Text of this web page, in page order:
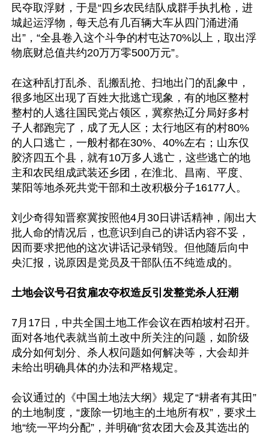
民夺取浮财，于是“四乡农民结队成群手执扎枪，进
城起运浮物，每天总有几百辆大车从四门涌进涌
出”，“全县卷入这个斗争的村屯达70%以上，取出浮
物底财总值共约20万万零500万元”。
在这种乱打乱杀、乱搬乱抢、扫地出门的乱象中，
很多地区出现了百姓大批逃亡现象，有的地区整村
整村的人逃往国民党占领区，冀察热辽分局好多村
子人都跑完了，成了无人区；太行地区有的村80%
的人口逃亡，一般村都在30%、40%左右；山东仅
胶济四五个县，就有10万多人逃亡，这些逃亡的地
主和农民组成武装还乡团，在淮北、昌南、平度、
莱阳等地杀死共党干部和土改积极分子16177人。
刘少奇得知晋察冀按照他4月30日讲话精神，闹出大
批人命的情况后，也意识到自己的讲话内容不妥，
因而要求把他的这次讲话记录销毁。但他随后向中
央汇报，说原因是党员及干部队伍不纯造成的。
土地会议号召贫雇农夺权造反引发整党杀人狂潮
7月17日，中共全国土地工作会议在西柏坡村召开。
面对各地代表就当前土改中所关注的问题，如阶级
成分如何划分、杀人权问题如何解决等，大会却并
未给出明确具体的办法和严格规定。
会议通过的《中国土地法大纲》规定了“耕者有其田”
的土地制度，“废除一切地主的土地所有权”，要求土
地“统一平均分配”，并明确“贫农团大会及其选出的